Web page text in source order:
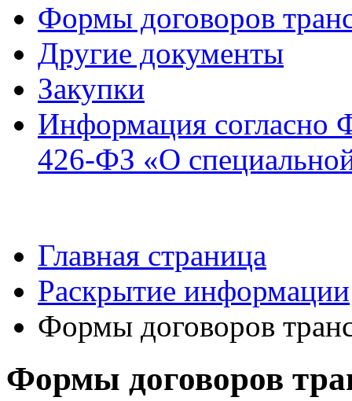
Формы договоров
Другие документы
Закупки
Информация согласно
426-ФЗ «О
Главная страница
Раскрытие информации
Формы договоров
Формы договоров